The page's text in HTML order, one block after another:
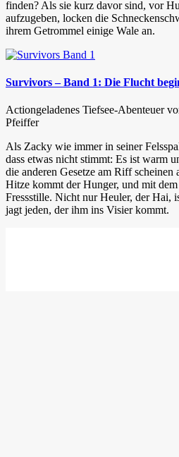
finden? Als sie kurz davor sind, vor
aufzugeben, locken die
ihrem Getrommel einige Wale an.
Survivors – Band 1: Die Flucht
Actiongeladenes Tiefsee-Abenteuer
Pfeiffer
Als Zacky wie immer in seiner
dass etwas nicht stimmt: Es ist warm
die anderen Gesetze am Riff
Hitze kommt der Hunger, und mit
Fressstille. Nicht nur Heuler, der Hai,
jagt jeden, der ihm ins Visier kommt.